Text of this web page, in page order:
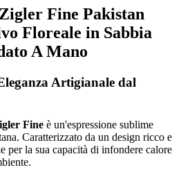
Fine Pakistan
Floreale in Sabbia
A Mano
Artigianale dal
Fine è un'espressione sublime
Caratterizzato da un design ricco e
per la sua capacità di infondere calore